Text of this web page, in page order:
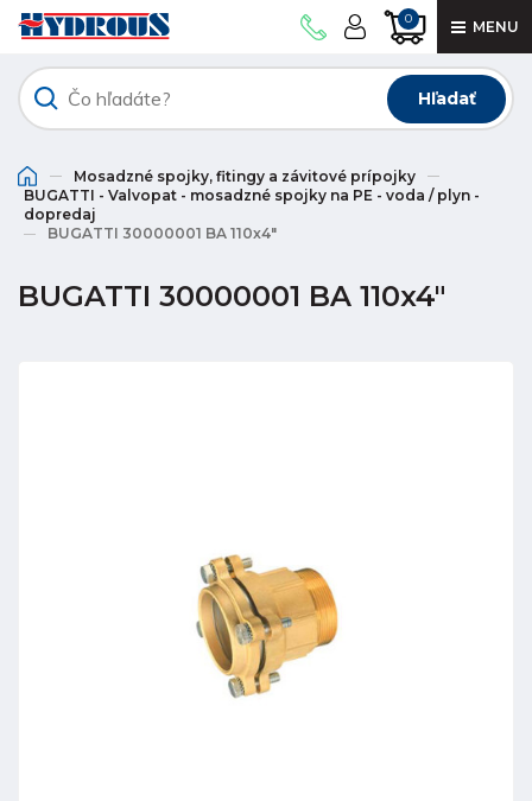
0 MENU
Hľadať
Mosadzné spojky, fitingy a závitové prípojky
BUGATTI - Valvopat - mosadzné spojky na PE - voda / plyn -
dopredaj
BUGATTI 30000001 BA 110x4"
BUGATTI 30000001 BA 110x4"